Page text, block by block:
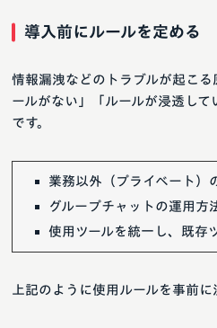
導入前にルールを定める
情報漏洩などのトラブルが起こ
ールがない」「ルールが浸透し
です。
業務以外（プライベート）
グループチャットの運用方
使用ツールを統一し、既存
上記のように使用ルールを事前に